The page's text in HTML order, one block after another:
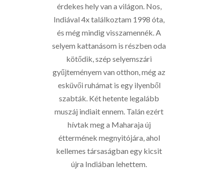
érdekes hely van a világon. Nos,
Indiával 4x találkoztam 1998 óta,
és még mindig visszamennék. A
selyem kattanásom is részben oda
kötődik, szép selyemszári
gyűjteményem van otthon, még az
esküvői ruhámat is egy ilyenből
szabták. Két hetente legalább
muszáj indiait ennem. Talán ezért
hívtak meg a Maharaja új
éttermének megnyitójára, ahol
kellemes társaságban egy kicsit
újra Indiában lehettem.